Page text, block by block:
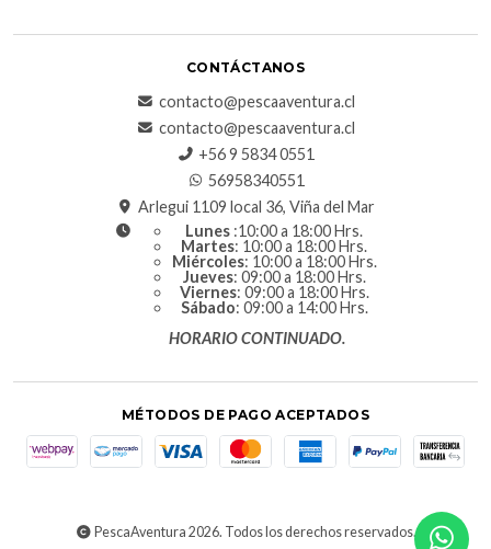
CONTÁCTANOS
contacto@pescaaventura.cl
contacto@pescaaventura.cl
+56 9 5834 0551
56958340551
Arlegui 1109 local 36, Viña del Mar
Lunes :10:00 a 18:00 Hrs.
Martes: 10:00 a 18:00 Hrs.
Miércoles: 10:00 a 18:00 Hrs.
Jueves: 09:00 a 18:00 Hrs.
Viernes: 09:00 a 18:00 Hrs.
Sábado: 09:00 a 14:00 Hrs.
HORARIO CONTINUADO.
MÉTODOS DE PAGO ACEPTADOS
PescaAventura 2026. Todos los derechos reservados.